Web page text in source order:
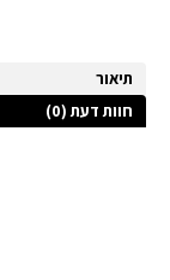
תיאור
חוות דעת (0)